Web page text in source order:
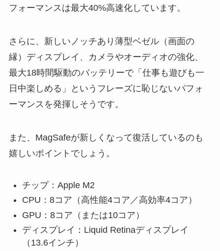
フォーマンスは最大40%高速化しています。
さらに、新しいノッチあり薄型ベゼル（画面の
縁）ディスプレイ、カメラやオーディオの強化、
最大18時間駆動のバッテリーで「仕事も遊びも一
日中楽しめる」というフレーズに恥じないパフォ
ーマンスを発揮しそうです。
また、MagSafeが新しくなって復活しているのも
嬉しいポイントでしょう。
チップ：Apple M2
CPU：8コア（高性能4コア／高効率4コア）
GPU：8コア（または10コア）
ディスプレイ：Liquid Retinaディスプレイ
（13.6インチ）